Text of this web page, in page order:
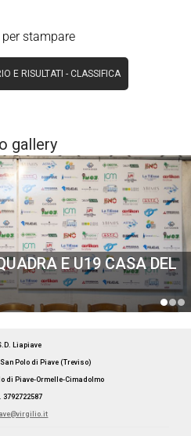
E RISULTATI - CLASSIFICA
gallery
E U19 CASA DEL
Liapiave
San Polo di Piave (Treviso)
di Piave-Ormelle-Cimadolmo
3792722587